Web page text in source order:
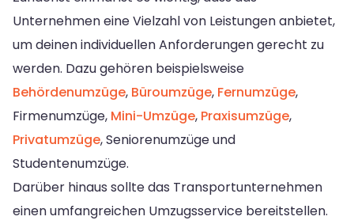
Unternehmen eine Vielzahl von Leistungen anbietet,
um deinen individuellen Anforderungen gerecht zu
werden. Dazu gehören beispielsweise
Behördenumzüge, Büroumzüge, Fernumzüge,
Firmenumzüge, Mini-Umzüge, Praxisumzüge,
Privatumzüge, Seniorenumzüge und
Studentenumzüge.
Darüber hinaus sollte das Transportunternehmen
einen umfangreichen Umzugsservice bereitstellen.